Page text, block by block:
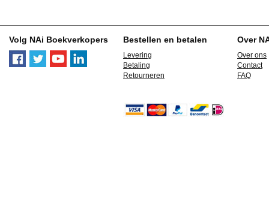
Volg NAi Boekverkopers Bestellen en betalen
Levering
Betaling
Retourneren
Over
Over ons
Contact
FAQ